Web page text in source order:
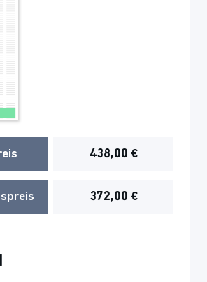
438,00 €
372,00 €